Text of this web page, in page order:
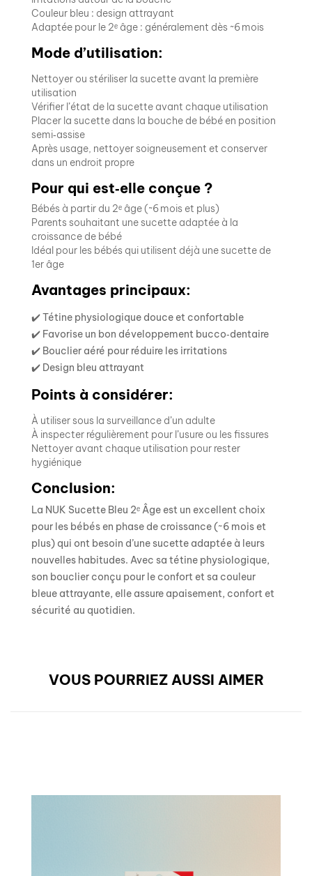
Couleur bleu : design attrayant
Adaptée pour le 2ᵉ âge : généralement dès ~6 mois
Mode d’utilisation:
Nettoyer ou stériliser la sucette avant la première
utilisation
Vérifier l’état de la sucette avant chaque utilisation
Placer la sucette dans la bouche de bébé en position
semi‑assise
Après usage, nettoyer soigneusement et conserver
dans un endroit propre
Pour qui est‑elle conçue ?
Bébés à partir du 2ᵉ âge (~6 mois et plus)
Parents souhaitant une sucette adaptée à la
croissance de bébé
Idéal pour les bébés qui utilisent déjà une sucette de
1er âge
Avantages principaux:
✔️ Tétine physiologique douce et confortable
✔️ Favorise un bon développement bucco‑dentaire
✔️ Bouclier aéré pour réduire les irritations
✔️ Design bleu attrayant
Points à considérer:
À utiliser sous la surveillance d’un adulte
À inspecter régulièrement pour l’usure ou les fissures
Nettoyer avant chaque utilisation pour rester
hygiénique
Conclusion:
La NUK Sucette Bleu 2ᵉ Âge est un excellent choix
pour les bébés en phase de croissance (~6 mois et
plus) qui ont besoin d’une sucette adaptée à leurs
nouvelles habitudes. Avec sa tétine physiologique,
son bouclier conçu pour le confort et sa couleur
bleue attrayante, elle assure apaisement, confort et
sécurité au quotidien.
VOUS POURRIEZ AUSSI AIMER